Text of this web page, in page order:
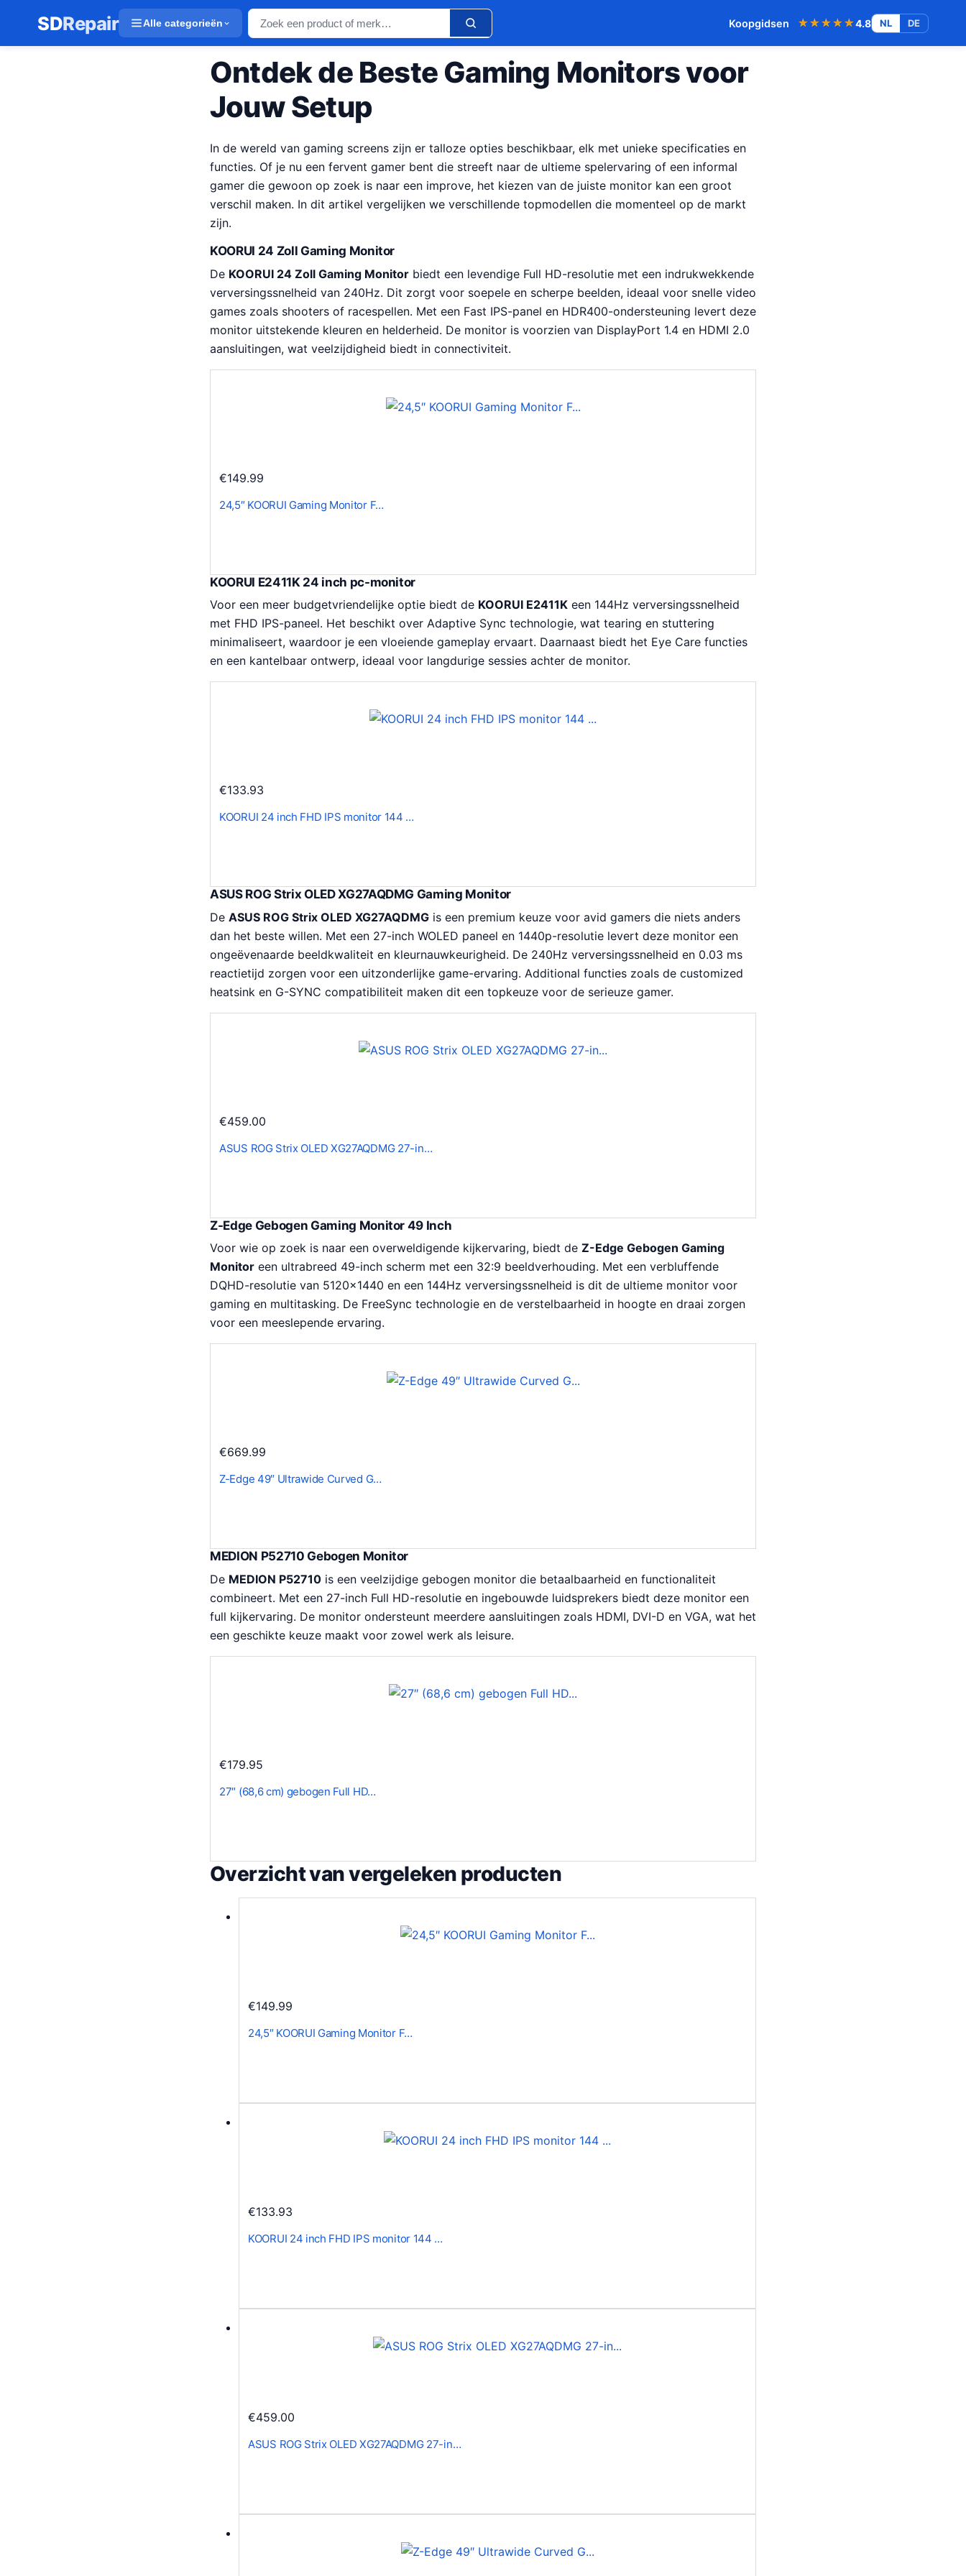
SDRepair Alle categorieën Koopgidsen ★★★★★
★★★★★4.8 NL DE
Ontdek de Beste Gaming Monitors voor
Jouw Setup
In de wereld van gaming screens zijn er talloze opties beschikbaar, elk met unieke specificaties en
functies. Of je nu een fervent gamer bent die streeft naar de ultieme spelervaring of een informal
gamer die gewoon op zoek is naar een improve, het kiezen van de juiste monitor kan een groot
verschil maken. In dit artikel vergelijken we verschillende topmodellen die momenteel op de markt
zijn.
KOORUI 24 Zoll Gaming Monitor
De KOORUI 24 Zoll Gaming Monitor biedt een levendige Full HD-resolutie met een indrukwekkende
verversingssnelheid van 240Hz. Dit zorgt voor soepele en scherpe beelden, ideaal voor snelle video
games zoals shooters of racespellen. Met een Fast IPS-panel en HDR400-ondersteuning levert deze
monitor uitstekende kleuren en helderheid. De monitor is voorzien van DisplayPort 1.4 en HDMI 2.0
aansluitingen, wat veelzijdigheid biedt in connectiviteit.
€149.99
24,5″ KOORUI Gaming Monitor F…
KOORUI E2411K 24 inch pc-monitor
Voor een meer budgetvriendelijke optie biedt de KOORUI E2411K een 144Hz verversingssnelheid
met FHD IPS-paneel. Het beschikt over Adaptive Sync technologie, wat tearing en stuttering
minimaliseert, waardoor je een vloeiende gameplay ervaart. Daarnaast biedt het Eye Care functies
en een kantelbaar ontwerp, ideaal voor langdurige sessies achter de monitor.
€133.93
KOORUI 24 inch FHD IPS monitor 144 …
ASUS ROG Strix OLED XG27AQDMG Gaming Monitor
De ASUS ROG Strix OLED XG27AQDMG is een premium keuze voor avid gamers die niets anders
dan het beste willen. Met een 27-inch WOLED paneel en 1440p-resolutie levert deze monitor een
ongeëvenaarde beeldkwaliteit en kleurnauwkeurigheid. De 240Hz verversingssnelheid en 0.03 ms
reactietijd zorgen voor een uitzonderlijke game-ervaring. Additional functies zoals de customized
heatsink en G-SYNC compatibiliteit maken dit een topkeuze voor de serieuze gamer.
€459.00
ASUS ROG Strix OLED XG27AQDMG 27-in…
Z-Edge Gebogen Gaming Monitor 49 Inch
Voor wie op zoek is naar een overweldigende kijkervaring, biedt de Z-Edge Gebogen Gaming
Monitor een ultrabreed 49-inch scherm met een 32:9 beeldverhouding. Met een verbluffende
DQHD-resolutie van 5120×1440 en een 144Hz verversingssnelheid is dit de ultieme monitor voor
gaming en multitasking. De FreeSync technologie en de verstelbaarheid in hoogte en draai zorgen
voor een meeslepende ervaring.
€669.99
Z-Edge 49″ Ultrawide Curved G…
MEDION P52710 Gebogen Monitor
De MEDION P52710 is een veelzijdige gebogen monitor die betaalbaarheid en functionaliteit
combineert. Met een 27-inch Full HD-resolutie en ingebouwde luidsprekers biedt deze monitor een
full kijkervaring. De monitor ondersteunt meerdere aansluitingen zoals HDMI, DVI-D en VGA, wat het
een geschikte keuze maakt voor zowel werk als leisure.
€179.95
27″ (68,6 cm) gebogen Full HD…
Overzicht van vergeleken producten
€149.99
24,5″ KOORUI Gaming Monitor F…
€133.93
KOORUI 24 inch FHD IPS monitor 144 …
€459.00
ASUS ROG Strix OLED XG27AQDMG 27-in…